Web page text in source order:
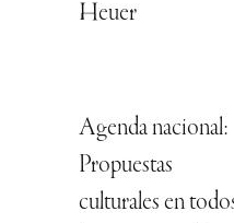
Heuer
Agenda nacional:
Propuestas
culturales en